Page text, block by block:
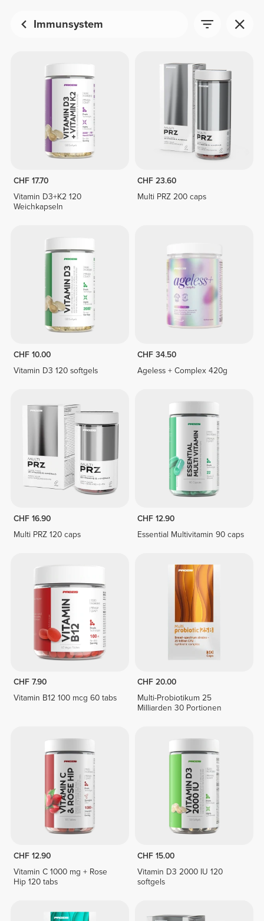
Immunsystem
CHF 17.70
Vitamin D3+K2 120
Weichkapseln
CHF 23.60
Multi PRZ 200 caps
CHF 10.00
Vitamin D3 120 softgels
CHF 34.50
Ageless + Complex 420g
CHF 16.90
Multi PRZ 120 caps
CHF 12.90
Essential Multivitamin 90 caps
CHF 7.90
Vitamin B12 100 mcg 60 tabs
CHF 20.00
Multi-Probiotikum 25
Milliarden 30 Portionen
CHF 12.90
Vitamin C 1000 mg + Rose
Hip 120 tabs
CHF 15.00
Vitamin D3 2000 IU 120
softgels